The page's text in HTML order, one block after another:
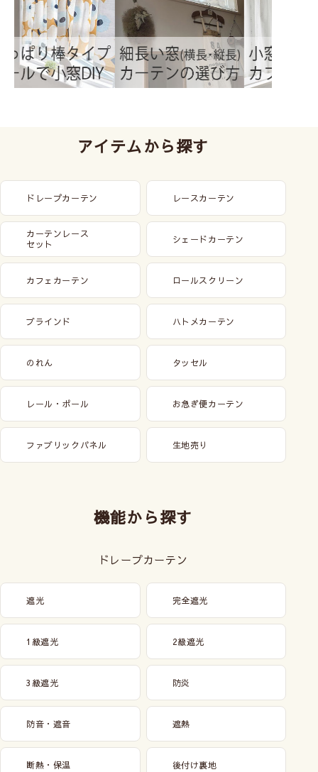
アイテムから探す
ドレープカーテン レースカーテン
カーテンレース
セット
シェードカーテン
カフェカーテン ロールスクリーン
ブラインド ハトメカーテン
のれん タッセル
レール・ポール お急ぎ便カーテン
ファブリックパネル 生地売り
機能から探す
ドレープカーテン
遮光 完全遮光
1級遮光 2級遮光
3級遮光 防炎
防音・遮音 遮熱
断熱・保温 後付け裏地